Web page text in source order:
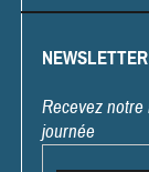
NEWSLETTER
Recevez
journée